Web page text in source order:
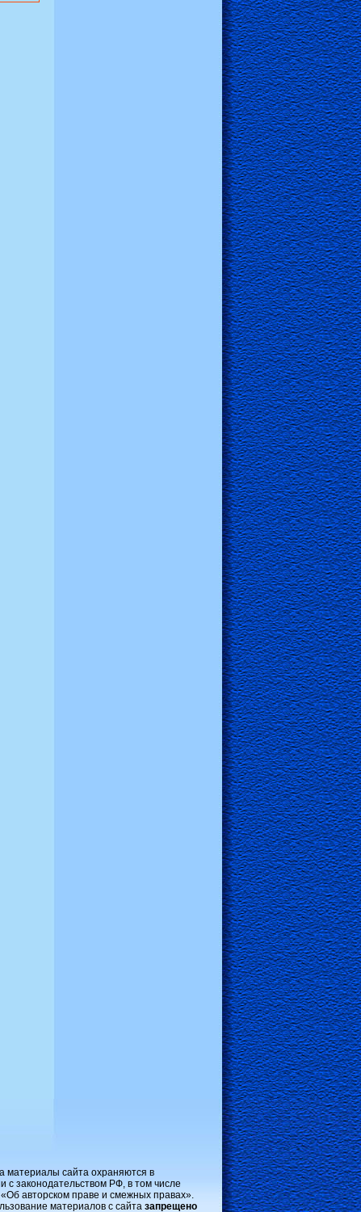
материалы сайта охраняются в
с законодательством РФ, в том числе
авторском праве и смежных правах».
материалов с сайта запрещено